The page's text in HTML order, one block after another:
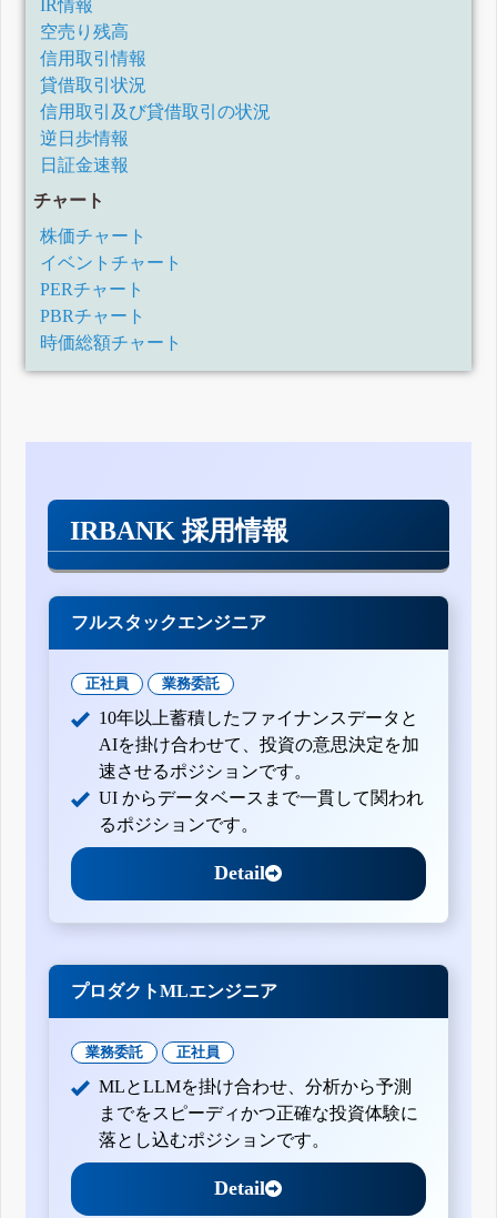
IR情報
空売り残高
信用取引情報
貸借取引状況
信用取引及び貸借取引の状況
逆日歩情報
日証金速報
チャート
株価チャート
イベントチャート
PERチャート
PBRチャート
時価総額チャート
IRBANK 採用情報
フルスタックエンジニア
正社員 業務委託
10年以上蓄積したファイナンスデータと
AIを掛け合わせて、投資の意思決定を加
速させるポジションです。
UI からデータベースまで一貫して関われ
るポジションです。
Detail
プロダクトMLエンジニア
業務委託 正社員
MLとLLMを掛け合わせ、分析から予測
までをスピーディかつ正確な投資体験に
落とし込むポジションです。
Detail